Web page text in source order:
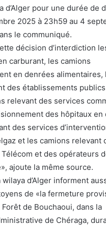
d’Alger pour une durée de
2025 à 23h59 au 4
le communiqué.
décision d’interdiction
carburant, les camions
en denrées alimentaires,
des établissements
relevant des services
des hôpitaux en
des services
et les camions relevant
Télécom et des opérateurs
ajoute la même source.
d’Alger informent
de «la fermeture
Forêt de Bouchaoui, dans la
de Chéraga,